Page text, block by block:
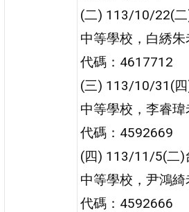
(二) 113/10/22(
中等學校，白綉
代碼：4617712
(三) 113/10/31(
中等學校，李睿
代碼：4592669
(四) 113/11/5(二)
中等學校，尹鴻
代碼：4592666